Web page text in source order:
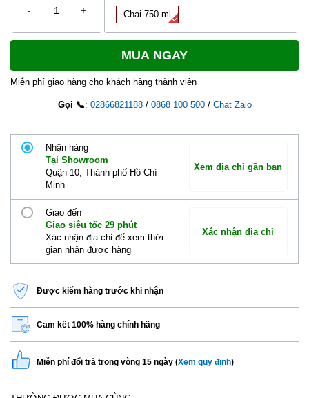
Được kiểm hàng trước khi nhận
Cam kết 100% hàng chính hãng
Miễn phí đổi trả trong vòng 15 ngày (Xem quy định)
- + Chai 750 ml
Miễn phí giao hàng cho khách hàng thành viên
Gọi 📞: 02866821188/ 0868 100 500/ Chat Zalo
Nhận hàng
Tại Showroom
Quận 10, Thành phố Hồ Chí
Minh
Xem địa chỉ gần bạn
Giao đến
Giao siêu tốc 29 phút
Xác nhận địa chỉ để xem thời
gian nhận được hàng
Xác nhận địa chỉ